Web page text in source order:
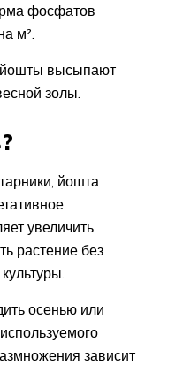
фосфатов
м².
высыпают
золы.
йошта
увеличить
растение без
осенью или
зависит